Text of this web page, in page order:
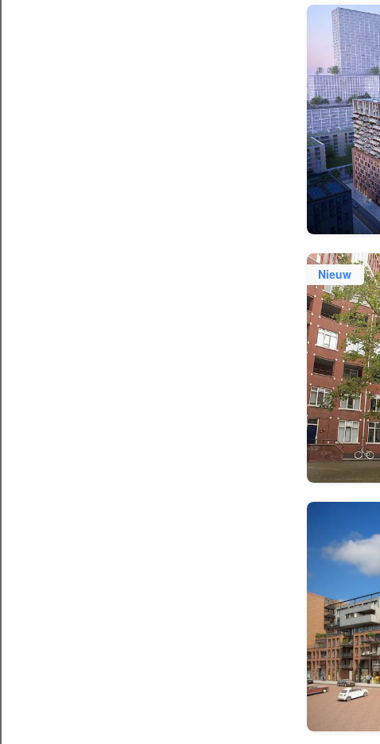
Nieuw